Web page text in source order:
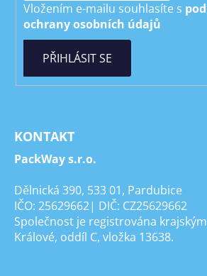
Vložením e-mailu souhlasíte s
ochrany osobních údajů
PŘIHLÁSIT SE
KONTAKT
PackWay s.r.o.
Dělnická 390, 533 01, Pardubice
IČO: 25629662| DIČ: CZ25629662
Společnost je registrována
Králové, oddíl C, vložka 13638.